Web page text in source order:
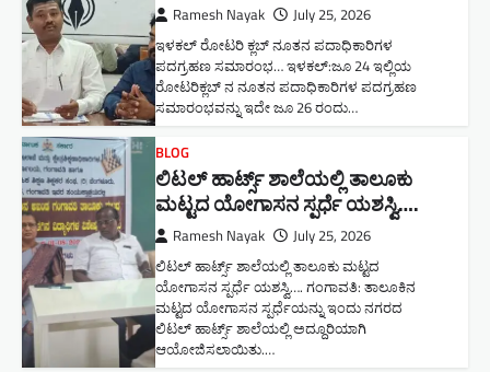
Ramesh Nayak July 25, 2026
ಇಳಕಲ್ ರೋಟರಿ ಕ್ಲಬ್ ನೂತನ‌ ಪದಾಧಿಕಾರಿಗಳ
ಪದಗ್ರಹಣ ಸಮಾರಂಭ… ಇಳಕಲ್:ಜೂ 24 ಇಲ್ಲಿಯ
ರೋಟರಿಕ್ಲಬ್ ನ ನೂತನ ಪದಾಧಿಕಾರಿಗಳ ಪದಗ್ರಹಣ
ಸಮಾರಂಭವನ್ನು ಇದೇ ಜೂ 26 ರಂದು…
BLOG
ಲಿಟಲ್ ಹಾರ್ಟ್ಸ್ ಶಾಲೆಯಲ್ಲಿ ತಾಲೂಕು
ಮಟ್ಟದ ಯೋಗಾಸನ ಸ್ಪರ್ಧೆ ಯಶಸ್ವಿ….
Ramesh Nayak July 25, 2026
ಲಿಟಲ್ ಹಾರ್ಟ್ಸ್ ಶಾಲೆಯಲ್ಲಿ ತಾಲೂಕು ಮಟ್ಟದ
ಯೋಗಾಸನ ಸ್ಪರ್ಧೆ ಯಶಸ್ವಿ…. ಗಂಗಾವತಿ: ತಾಲೂಕಿನ
ಮಟ್ಟದ ಯೋಗಾಸನ ಸ್ಪರ್ಧೆಯನ್ನು ಇಂದು ನಗರದ
ಲಿಟಲ್ ಹಾರ್ಟ್ಸ್ ಶಾಲೆಯಲ್ಲಿ ಅದ್ದೂರಿಯಾಗಿ
ಆಯೋಜಿಸಲಾಯಿತು.…